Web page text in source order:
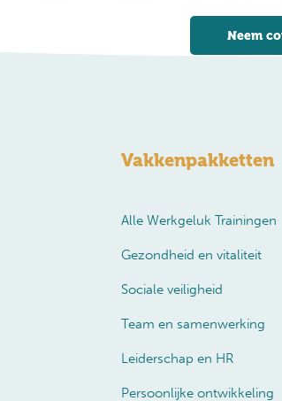
Neem
Vakkenpakketten
Alle Werkgeluk Trainingen
Gezondheid en vitaliteit
Sociale veiligheid
Team en samenwerking
Leiderschap en HR
Persoonlijke ontwikkeling